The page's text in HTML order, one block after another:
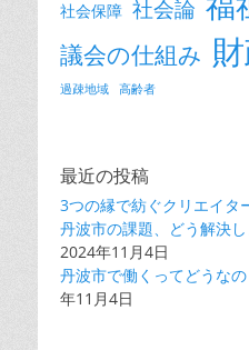
社会保障 社会論
議会の仕組み
過疎地域 高齢者
最近の投稿
3つの縁で紡ぐクリエイタ
丹波市の課題、どう解決
2024年11月4日
丹波市で働くってどうなの
年11月4日